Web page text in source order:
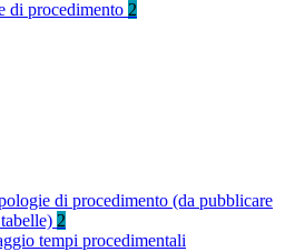
di procedimento 2
di procedimento (da pubblicare
2
tempi procedimentali